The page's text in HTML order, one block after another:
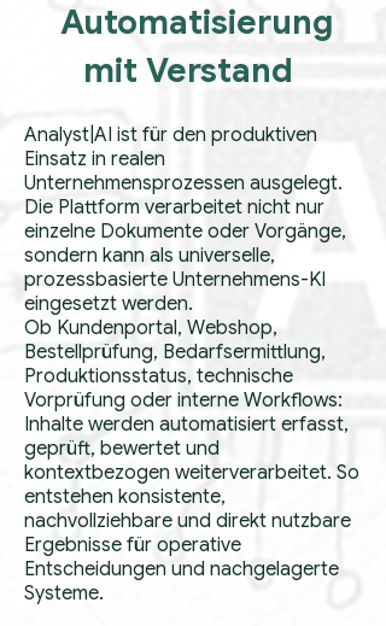
Automatisierung
mit Verstand
Analyst|AI ist für den produktiven
Einsatz in realen
Unternehmensprozessen ausgelegt.
Die Plattform verarbeitet nicht nur
einzelne Dokumente oder Vorgänge,
sondern kann als universelle,
prozessbasierte Unternehmens-KI
eingesetzt werden.
Ob Kundenportal, Webshop,
Bestellprüfung, Bedarfsermittlung,
Produktionsstatus, technische
Vorprüfung oder interne Workflows:
Inhalte werden automatisiert erfasst,
geprüft, bewertet und
kontextbezogen weiterverarbeitet. So
entstehen konsistente,
nachvollziehbare und direkt nutzbare
Ergebnisse für operative
Entscheidungen und nachgelagerte
Systeme.